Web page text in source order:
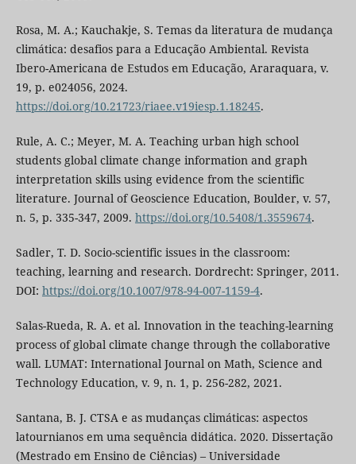
Rosa, M. A.; Kauchakje, S. Temas da literatura de mudança
climática: desafios para a Educação Ambiental. Revista
Ibero-Americana de Estudos em Educação, Araraquara, v.
19, p. e024056, 2024.
https://doi.org/10.21723/riaee.v19iesp.1.18245.
Rule, A. C.; Meyer, M. A. Teaching urban high school
students global climate change information and graph
interpretation skills using evidence from the scientific
literature. Journal of Geoscience Education, Boulder, v. 57,
n. 5, p. 335-347, 2009. https://doi.org/10.5408/1.3559674.
Sadler, T. D. Socio-scientific issues in the classroom:
teaching, learning and research. Dordrecht: Springer, 2011.
DOI: https://doi.org/10.1007/978-94-007-1159-4.
Salas-Rueda, R. A. et al. Innovation in the teaching-learning
process of global climate change through the collaborative
wall. LUMAT: International Journal on Math, Science and
Technology Education, v. 9, n. 1, p. 256-282, 2021.
Santana, B. J. CTSA e as mudanças climáticas: aspectos
latournianos em uma sequência didática. 2020. Dissertação
(Mestrado em Ensino de Ciências) – Universidade